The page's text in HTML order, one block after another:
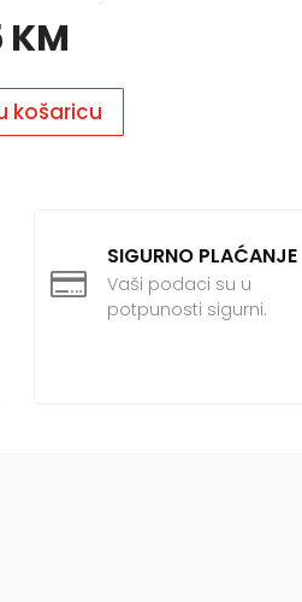
KM
košaricu

SIGURNO PLAĆANJE
Vaši podaci su u
potpunosti sigurni.